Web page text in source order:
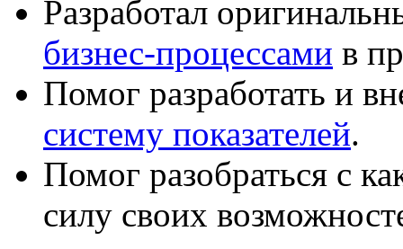
Разработал
бизнес-процессами в
Помог разработать и
систему показателей.
Помог разобраться с
силу своих